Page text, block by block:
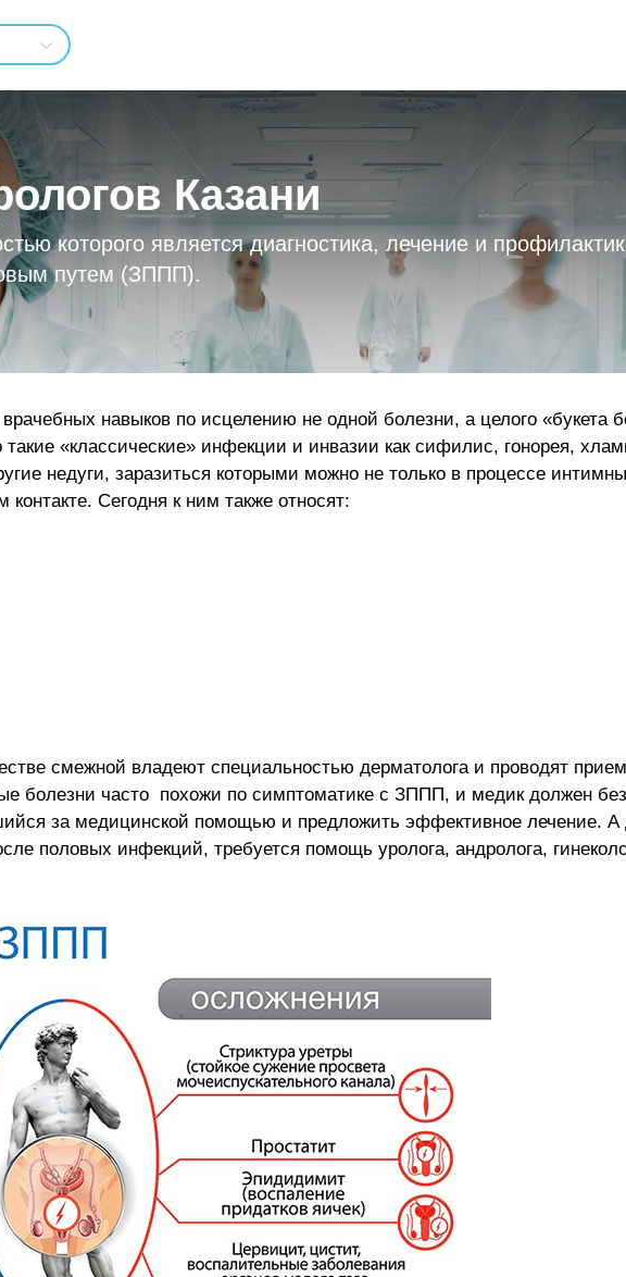
Казани
которого является диагностика, лечение и
путем (ЗППП).
навыков по исцелению не одной болезни, а целого «букета
«классические» инфекции и инвазии как сифилис, гонорея,
недуги, заразиться которыми можно не только в процессе
Сегодня к ним также относят:
смежной владеют специальностью дерматолога и проводят
болезни часто похожи по симптоматике с ЗППП, и медик должен
за медицинской помощью и предложить эффективное лечение. А
половых инфекций, требуется помощь уролога, андролога,